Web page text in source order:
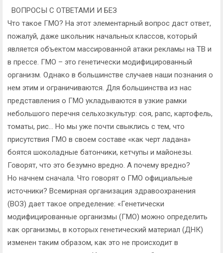
ВОПРОСЫ С ОТВЕТАМИ И БЕЗ
Что такое ГМО? На этот элементарный вопрос даст ответ,
пожалуй, даже школьник начальных классов, который
является объектом массированной атаки рекламы на ТВ и
в прессе. ГМО – это генетически модифицированный
организм. Однако в большинстве случаев наши познания о
нем этим и ограничиваются. Для большинства из нас
представления о ГМО укладываются в узкие рамки
небольшого перечня сельхозкультур: соя, рапс, картофель,
томаты, рис… Но мы уже почти свыклись с тем, что
присутствия ГМО в своем составе «как черт ладана»
боятся шоколадные батончики, кетчупы и майонезы.
Говорят, что это безумно вредно. А почему вредно?
Но начнем сначала. Что говорят о ГМО официальные
источники? Всемирная организация здравоохранения
(ВОЗ) дает такое определение: «Генетически
модифицированные организмы (ГМО) можно определить
как организмы, в которых генетический материал (ДНК)
изменен таким образом, как это не происходит в